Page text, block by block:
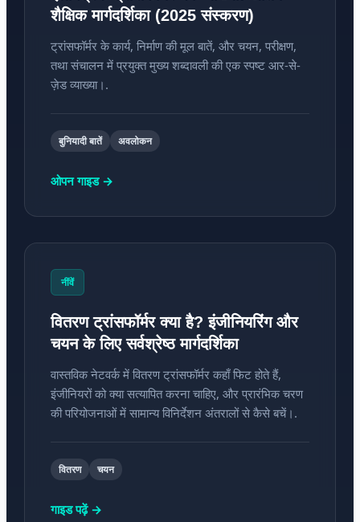
शैक्षिक मार्गदर्शिका (2025 संस्करण)
ट्रांसफॉर्मर के कार्य, निर्माण की मूल बातें, और चयन, परीक्षण,
तथा संचालन में प्रयुक्त मुख्य शब्दावली की एक स्पष्ट आर-से-
ज़ेड व्याख्या।.
बुनियादी बातें अवलोकन
ओपन गाइड →
नींवें
वितरण ट्रांसफॉर्मर क्या है? इंजीनियरिंग और
चयन के लिए सर्वश्रेष्ठ मार्गदर्शिका
वास्तविक नेटवर्क में वितरण ट्रांसफॉर्मर कहाँ फिट होते हैं,
इंजीनियरों को क्या सत्यापित करना चाहिए, और प्रारंभिक चरण
की परियोजनाओं में सामान्य विनिर्देशन अंतरालों से कैसे बचें।.
वितरण चयन
गाइड पढ़ें →